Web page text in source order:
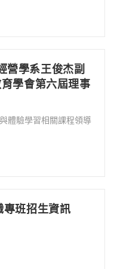
營學系王俊杰副
學會第六屆理事
體驗學習相關課程領導
專班招生資訊